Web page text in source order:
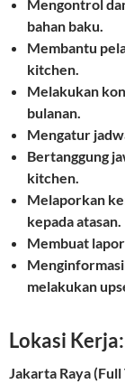
Mengontrol
bahan baku.
Membantu
kitchen.
Melakukan
bulanan.
Mengatur
Bertanggung
kitchen.
Melaporkan
kepada atasan.
Membuat
melakukan
Lokasi
Jakarta Raya (Full